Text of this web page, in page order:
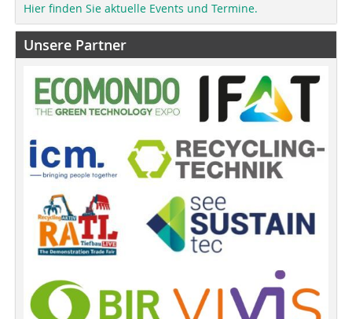
Hier finden Sie aktuelle Events und Termine.
Unsere Partner